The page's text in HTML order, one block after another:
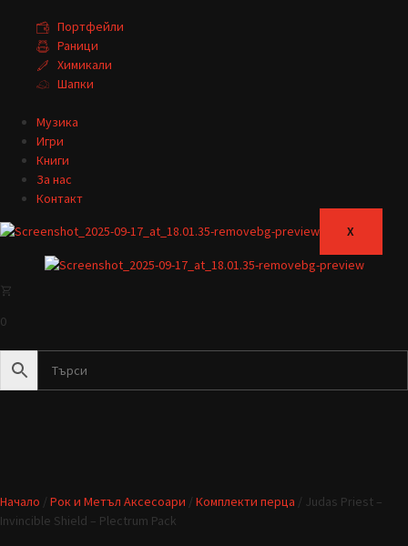
Портфейли
Раници
Химикали
Шапки
Музика
Игри
Книги
За нас
Контакт
X
0
Начало / Рок и Метъл Аксесоари / Комплекти перца / Judas Priest –
Invincible Shield – Plectrum Pack